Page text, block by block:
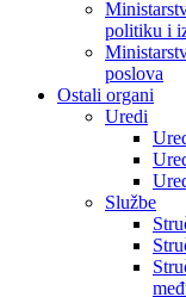
politiku i
poslova
Ostali organi
Uredi
Službe